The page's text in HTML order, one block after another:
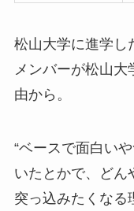
松山大学に進学し
メンバーが松山
由から。
“ベースで面白い
いたとかで、どん
突っ込みたくなる